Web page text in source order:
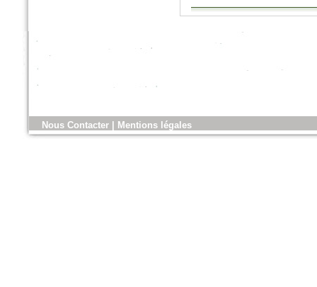
Nous Contacter Mentions légales